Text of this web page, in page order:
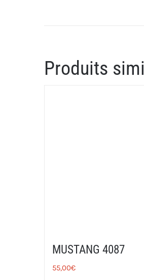
Produits
MUSTANG 4087
55,00€